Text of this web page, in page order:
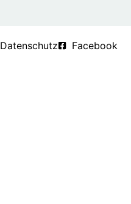
Datenschutz
Facebook